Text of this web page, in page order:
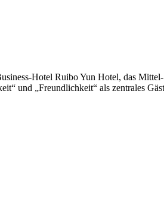
Hotel Ruibo Yun Hotel, das
und „Freundlichkeit“ als zentrales